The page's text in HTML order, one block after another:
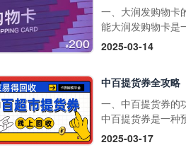
一、大润发购物卡
能大润发购物卡是
预付卡，可在大润
品、日用品、家电
类商品。它还可以
超市的其他促销活
物更加划算。不过
2025-03-14
中百提货券全攻略
一、中百提货券的
中百提货券是一种
式购物卡，可以在
2025-03-17